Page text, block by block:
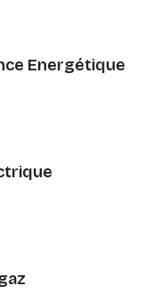
Energétique